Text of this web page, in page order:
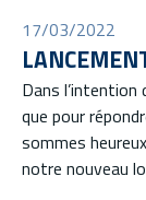
17/03/2022
Dans l’intention
que pour
sommes
notre nouveau